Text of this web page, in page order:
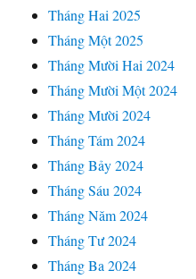
Tháng Hai 2025
Tháng Một 2025
Tháng Mười Hai 2024
Tháng Mười Một 2024
Tháng Mười 2024
Tháng Tám 2024
Tháng Bảy 2024
Tháng Sáu 2024
Tháng Năm 2024
Tháng Tư 2024
Tháng Ba 2024